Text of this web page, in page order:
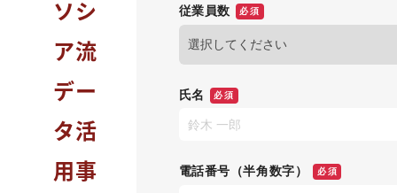
ソシ
ア流
デー
タ活
用事
従業員数 必須
氏名 必須
電話番号 （半角数字） 必須